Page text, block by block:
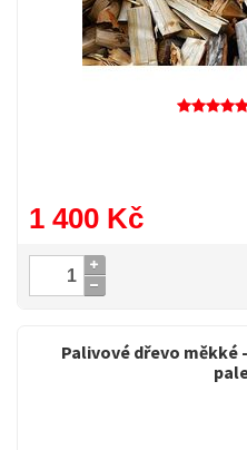
1 400 Kč
Palivové dřevo měkké